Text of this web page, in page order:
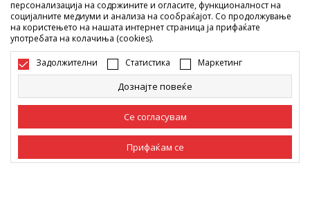
Не е дозволено превземање или користење на содржината од
интернет страните на Sport Vision, делумно или целосно a се
однесува на логоа, трговски марки, комерцијални содржини, ниту
истите да се отстапуваат на трети лица, јавно да се објавуваат или да
се користат за било какви цели, без писмена согласност од БДС.МК
ДООЕЛ.
Настојуваме да бидеме што попрецизни во описот на производот,
фотографијата и самата цена, но не можеме да гарантираме дака
сите информации се комплетни и без грешка. Сите прикажани
производи на сајтот се дел од нашата понуда, но не се подразбира
дека мораат да се достапни во секој момент. Достапноста на
персонализација на содржините и огласите, функционалност на
социјалните медиуми и анализа на сообраќајот. Со продолжување
на користењето на нашата интернет страница ја прифаќате
употребата на колачиња (cookies).
Задолжителни Статистика Маркетинг
Дознајте повеќе
Се согласувам
Прифаќам се